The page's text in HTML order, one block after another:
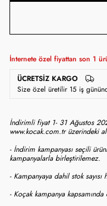
İnternete özel fiyattan son 1
ÜCRETSIZ KARGO
Size özel üretilir 15 iş
İndirimli fiyat 1- 31 Ağustos
www.kocak.com.tr üzerindeki
- İndirim kampanyası seçili
kampanyalarla birleştirilemez.
- Kampanyaya dahil stok
- Koçak kampanya kapsamında